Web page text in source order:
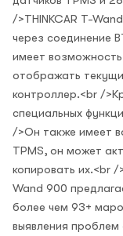
/>THINKCAR T-
через соединение
имеет
отображать
контроллер.<br /
специальных
/>Он также имеет
TPMS, он может
копировать их.<br
Wand 900
более чем 93+
выявления